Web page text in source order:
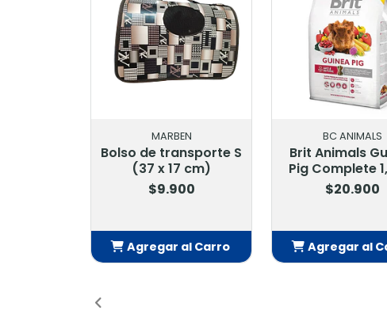
Bolso de transporte S
(37 x 17 cm)
Agregar al Carro
Brit Animals Guinea
Pig Complete 1,5 Kg
Agregar al Carro